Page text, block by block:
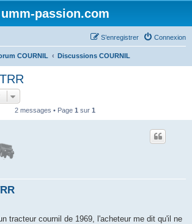
umm-passion.com
Connexion
S’enregistrer
COURNIL Discussions COURNIL
2 messages • Page 1 sur 1
tracteur cournil de 1969, l'acheteur me dit qu'il ne